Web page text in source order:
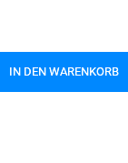
IN DEN WARENKORB